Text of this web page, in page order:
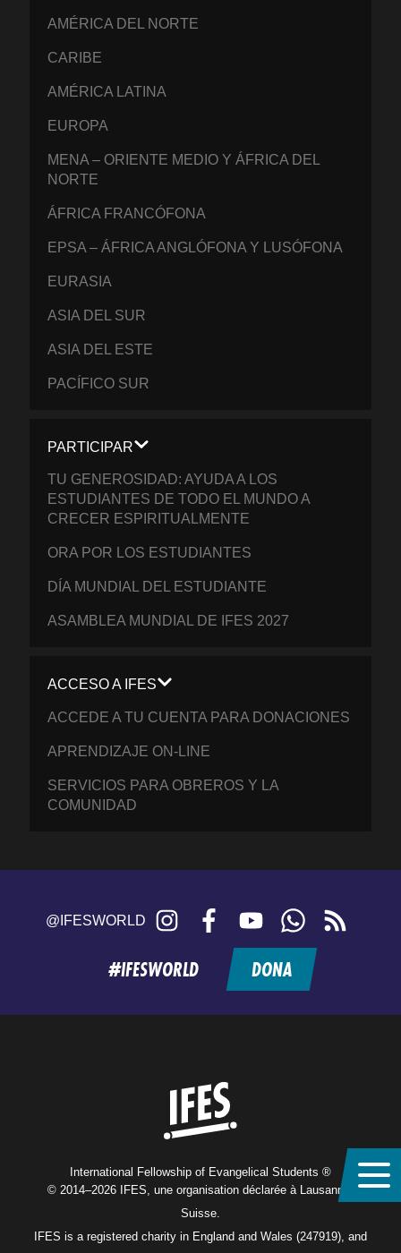
AMÉRICA DEL NORTE
CARIBE
AMÉRICA LATINA
EUROPA
MENA – ORIENTE MEDIO Y ÁFRICA DEL
NORTE
ÁFRICA FRANCÓFONA
EPSA – ÁFRICA ANGLÓFONA Y LUSÓFONA
EURASIA
ASIA DEL SUR
ASIA DEL ESTE
PACÍFICO SUR
PARTICIPAR
TU GENEROSIDAD: AYUDA A LOS
ESTUDIANTES DE TODO EL MUNDO A
CRECER ESPIRITUALMENTE
ORA POR LOS ESTUDIANTES
DÍA MUNDIAL DEL ESTUDIANTE
ASAMBLEA MUNDIAL DE IFES 2027
ACCESO A IFES
ACCEDE A TU CUENTA PARA DONACIONES
APRENDIZAJE ON-LINE
SERVICIOS PARA OBREROS Y LA
COMUNIDAD
@IFESWORLD Instagram FacebookYouTubeWhatsApp
feed
#IFESWORLD DONA
International Fellowship of Evangelical Students ®
© 2014–2026 IFES, une organisation déclarée à Lausanne,
Suisse.
IFES is a registered charity in England and Wales (247919), and